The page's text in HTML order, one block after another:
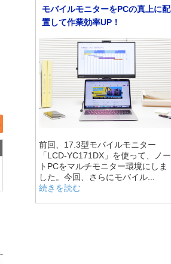
モバイルモニターをPCの真上に配
置して作業効率UP！
前回、17.3型モバイルモニター
「LCD-YC171DX」を使って、ノー
トPCをマルチモニター環境にしま
した。今回、さらにモバイル...
続きを読む